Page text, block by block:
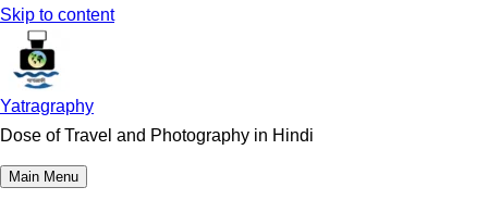
Skip to content
Yatragraphy
Dose of Travel and Photography in Hindi
Main Menu